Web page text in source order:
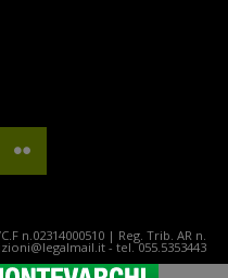
n.02314000510 | Reg. Trib. AR n.
- tel. 055.5353443